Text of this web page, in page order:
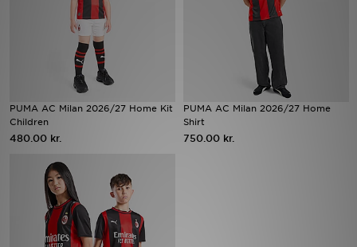
PUMA AC Milan 2026/27 Home Kit
Children
480.00 kr.
PUMA AC Milan 2026/27 Home
Shirt
750.00 kr.
Sport
Mit JD
Mine beskeder